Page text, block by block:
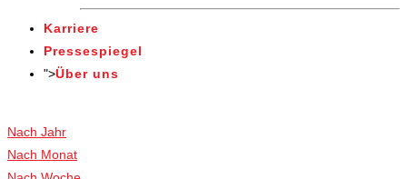
Karriere
Pressespiegel
">Über uns
Nach Jahr
Nach Monat